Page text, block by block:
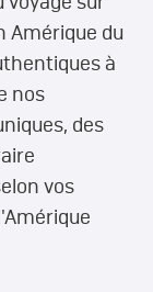
Amérique du
à
nos
des
vos